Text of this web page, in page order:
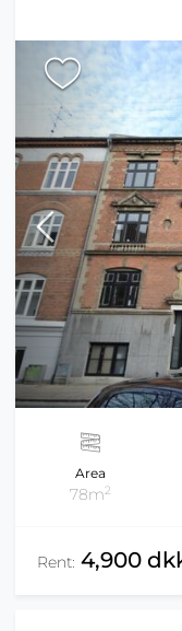
Area
78m2
Rent: 4,900